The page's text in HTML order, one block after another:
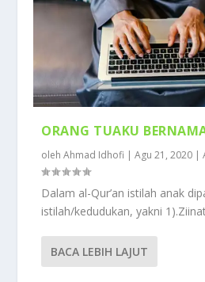
ORANG TUAKU
olehAhmad Idhofi |Agu 21, 2020 |
Dalam al-Qur’an istilah anak
istilah/kedudukan, yakni
BACA LEBIH LAJUT